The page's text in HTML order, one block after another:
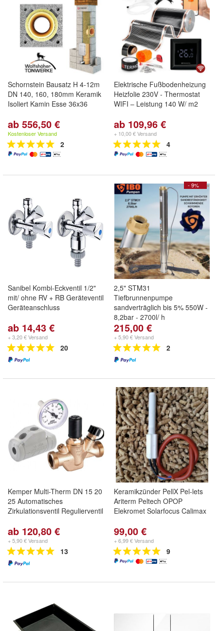
Schornstein Bausatz H 4-12m
DN 140, 160, 180mm Keramik
Isoliert Kamin Esse 36x36
ab 556,50 €
Kostenloser Versand
2
Elektrische Fußbodenheizung
Heizfolie 230V - Thermostat
WIFI – Leistung 140 W/ m2
ab 109,96 €
+ 10,00 € Versand
4
Sanibel Kombi-Eckventil 1/2"
mit/ ohne RV + RB Geräteventil
Geräteanschluss
ab 14,43 €
+ 3,20 € Versand
20
- 9%
2,5" STM31
Tiefbrunnenpumpe
sandverträglich bis 5% 550W -
8,2bar - 2700l/ h
215,00 €
+ 5,90 € Versand
2
Kemper Multi-Therm DN 15 20
25 Automatisches
Zirkulationsventil Regulierventil
ab 120,80 €
+ 5,90 € Versand
13
Keramikzünder PellX Pel-lets
Ariterm Peltech OPOP
Elekromet Solarfocus Calimax
99,00 €
+ 6,99 € Versand
9